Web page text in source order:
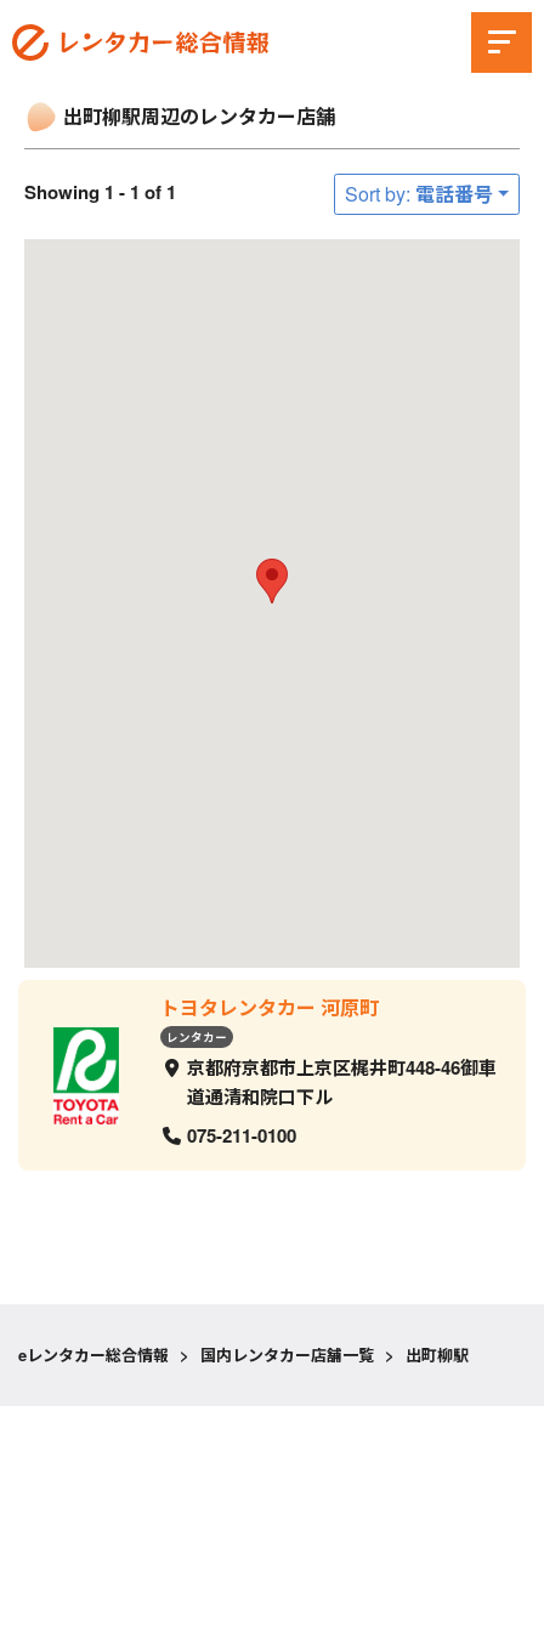
出町柳駅周辺のレンタカー店舗
Showing 1 - 1 of 1 Sort by: 電話番号
トヨタレンタカー 河原町
レンタカー
京都府京都市上京区梶井町448-46御車
道通清和院口下ル
075-211-0100
eレンタカー総合情報 > 国内レンタカー店舗一覧 > 出町柳駅